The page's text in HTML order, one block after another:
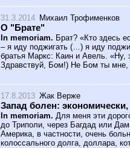
31.3.2014 Михаил Трофименков
О "Брате"
In memoriam. Брат? «Кто здесь
– я иду поджигать (…) я иду
братья Маркс: Каин и Авель. «Ну,
Здравствуй, Бом!) Не Бом ты мне,
17.8.2013 Жак Верже
Запад болен:
In memoriam. Для меня эти
до Триполи, через Багдад или
Америка, в частности, очень
колоссального долга, доллара,